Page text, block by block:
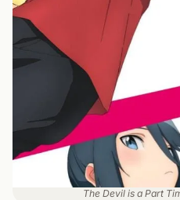
The Devil is a Part